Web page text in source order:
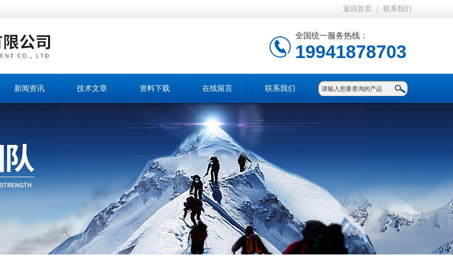
返回首页 联系我们
全国统一服务热线：
19941878703
新闻资讯 技术文章 资料下载 在线留言 联系我们